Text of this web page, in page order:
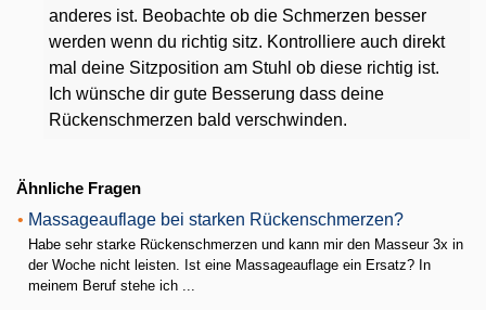
anderes ist. Beobachte ob die Schmerzen besser
werden wenn du richtig sitz. Kontrolliere auch direkt
mal deine Sitzposition am Stuhl ob diese richtig ist.
Ich wünsche dir gute Besserung dass deine
Rückenschmerzen bald verschwinden.
Ähnliche Fragen
• Massageauflage bei starken Rückenschmerzen?
Habe sehr starke Rückenschmerzen und kann mir den Masseur 3x in
der Woche nicht leisten. Ist eine Massageauflage ein Ersatz? In
meinem Beruf stehe ich ...